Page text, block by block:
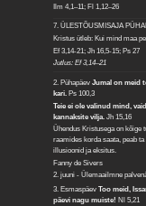
Ilm 4,1–11; Fl 1,12–26
7. ÜLESTÕUSMISAJA
Kristus ütleb: Kui mind maa
Ef 3,14-21; Jh 16,5-15; Ps 27
Jutlus: Ef 3,14–21
2. PühapäevJumal on meid
kari. Ps 100,3
Teie ei ole valinud mind,
kannaksite vilja.Jh 15,16
Ühendus Kristusega on kõige
raamides korda saata, peab
illusioonid ja eksitus.
Fanny de Sivers
2. juuni - Ülemaailmne
3. EsmaspäevToo meid,
päevi nagu muiste! Nl 5,21